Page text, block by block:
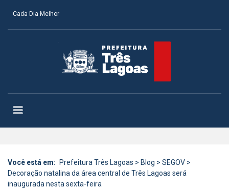
Cada Dia Melhor
Você está em: Prefeitura Três Lagoas > Blog > SEGOV >
Decoração natalina da área central de Três Lagoas será
inaugurada nesta sexta-feira